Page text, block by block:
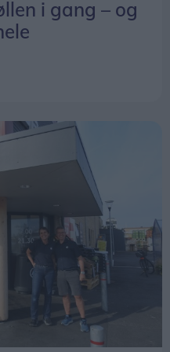
blandt andet få
selv i tre døgn”, som
man kan være
situation opstår.
Nabohjælp-appen.
Nabohjælp. Det er et
det lettere for
og dele relevante
siger Peter
i gang – og